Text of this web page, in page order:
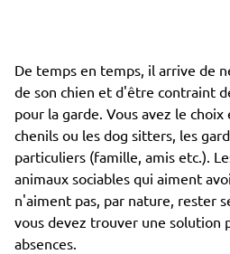
De temps en temps, il arrive de
de son chien et d'être contraint
pour la garde. Vous avez le
chenils ou les dog sitters, les
particuliers (famille, amis etc.).
animaux sociables qui aiment
n'aiment pas, par nature, rester
vous devez trouver une solution
absences.